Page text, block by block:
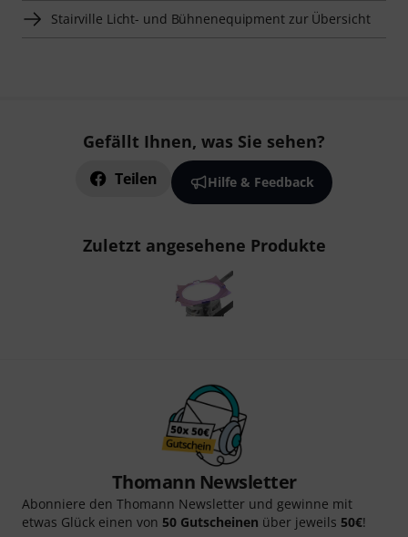
Stairville Licht- und Bühnenequipment zur Übersicht
Gefällt Ihnen, was Sie sehen?
Teilen Hilfe & Feedback
Zuletzt angesehene Produkte
Thomann Newsletter
Abonniere den Thomann Newsletter und gewinne mit
etwas Glück einen von 50 Gutscheinen über jeweils 50€!